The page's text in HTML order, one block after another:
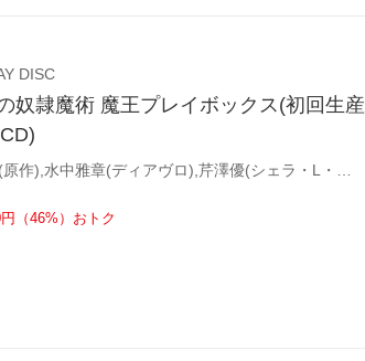
DISC
奴隷魔術 魔王プレイボックス(初回生産
（46%）おトク